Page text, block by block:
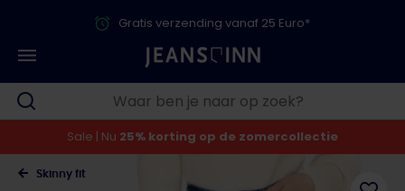
Gratis verzending vanaf 25 Euro*
Sale | Nu 25% korting op de zomercollectie
Skinny fit